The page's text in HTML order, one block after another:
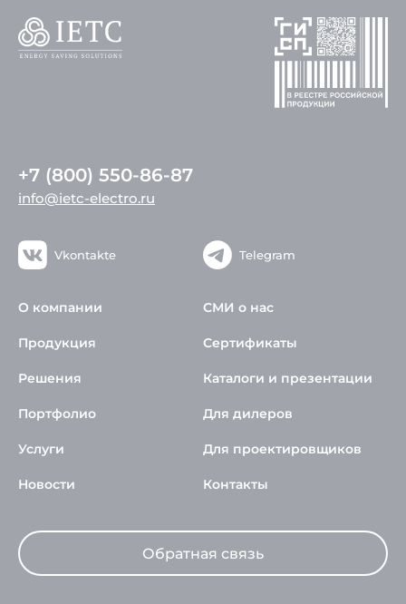
+7 (800) 550-86-87
info@ietc-electro.ru
Vkontakte Telegram
О компании
Продукция
Решения
Портфолио
Услуги
Новости
СМИ о нас
Сертификаты
Каталоги и презентации
Для дилеров
Для проектировщиков
Контакты
Обратная связь